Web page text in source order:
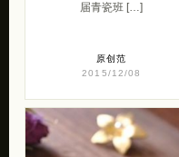
届青瓷班 […]
原创范
2015/12/08